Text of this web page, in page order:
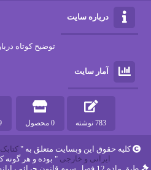
درباره سایت
توضیح کوتاه
آمار سایت
783 نوشته 0 محصول
کلیه حقوق این وبسایت متعلق به "
ایرانی و خارجی " بوده و هر گونه
طبق ماده 12 فصل سوم قانون جرائم